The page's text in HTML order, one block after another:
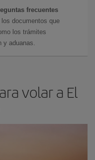
frecuentes
documentos que
los trámites
y aduanas.
volar a El